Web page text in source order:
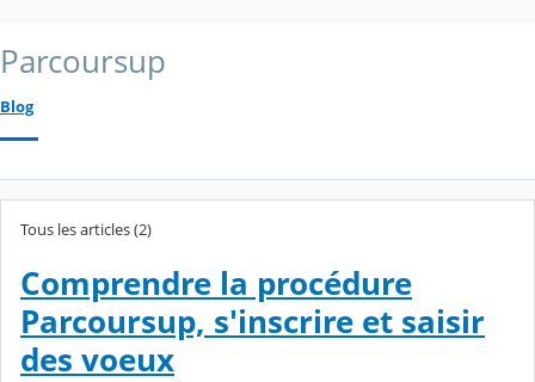
Parcoursup
Blog
Tous les articles (2)
Comprendre la procédure
Parcoursup, s'inscrire et saisir
des voeux